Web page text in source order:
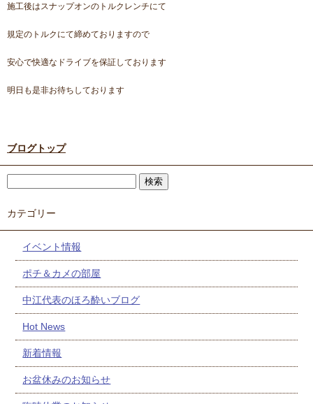
施工後はスナップオンのトルクレンチにて
規定のトルクにて締めておりますので
安心で快適なドライブを保証しております
明日も是非お待ちしております
ブログトップ
カテゴリー
イベント情報
ポチ＆カメの部屋
中江代表のほろ酔いブログ
Hot News
新着情報
お盆休みのお知らせ